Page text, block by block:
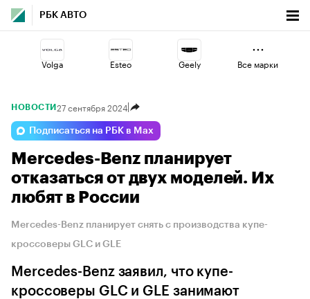
РБК АВТО
Volga Esteo Geely
Lada Jaecoo
Changan Voyah Haval
Все марки
НОВОСТИ 27 сентября 2024
Подписаться на РБК в Max
Mercedes-Benz планирует
отказаться от двух моделей. Их
любят в России
Mercedes-Benz планирует снять с производства купе-
кроссоверы GLC и GLE
Mercedes-Benz заявил, что купе-
кроссоверы GLC и GLE занимают